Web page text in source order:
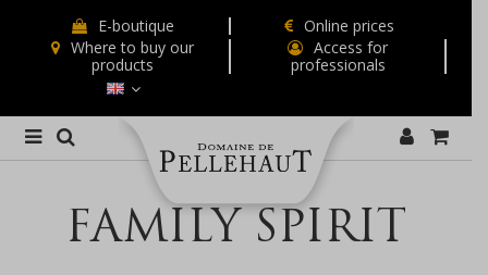
E-boutique
Online prices
Where to buy our
products
Access for
professionals
FAMILY SPIRIT